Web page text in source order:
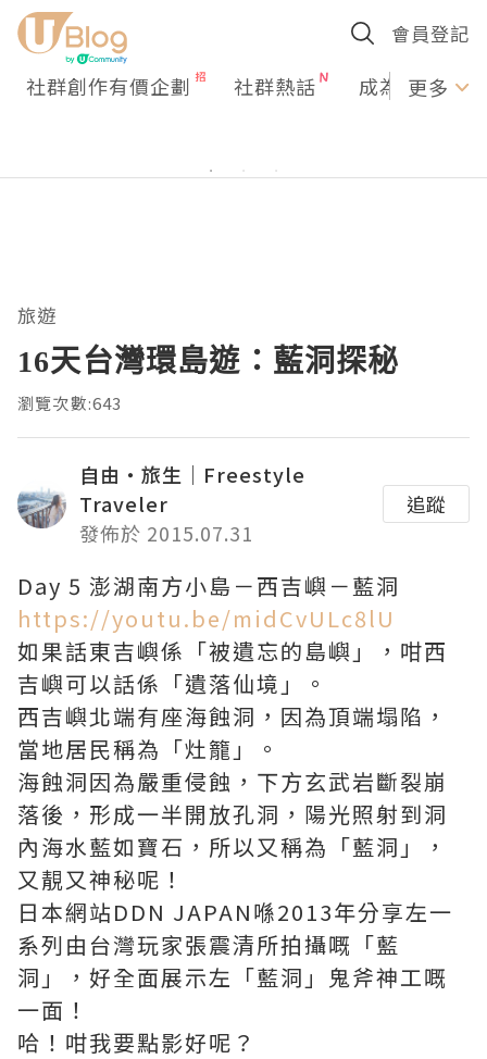
會員登記
社群創作有價企劃 社群熱話 成為U更多
旅遊
16天台灣環島遊：藍洞探秘
瀏覽次數:643
自由・旅生｜Freestyle
Traveler
發佈於 2015.07.31
追蹤
Day 5 澎湖南方小島－西吉嶼－藍洞
https://youtu.be/midCvULc8lU
如果話東吉嶼係「被遺忘的島嶼」，咁西
吉嶼可以話係「遺落仙境」。
西吉嶼北端有座海蝕洞，因為頂端塌陷，
當地居民稱為「灶籠」。
海蝕洞因為嚴重侵蝕，下方玄武岩斷裂崩
落後，形成一半開放孔洞，陽光照射到洞
內海水藍如寶石，所以又稱為「藍洞」，
又靚又神秘呢！
日本網站DDN JAPAN喺2013年分享左一
系列由台灣玩家張震清所拍攝嘅「藍
洞」，好全面展示左「藍洞」鬼斧神工嘅
一面！
哈！咁我要點影好呢？